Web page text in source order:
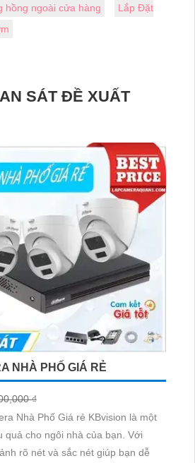
hồng ngoài cửa hàng
Lắp Đặt
SÁT ĐỀ XUẤT
NHÀ PHỐ GIÁ RẺ
₫
Nhà Phố Giá rẻ KBvision là một
cho ngôi nhà của bạn. Với
rõ nét và sắc nét giúp bạn dễ